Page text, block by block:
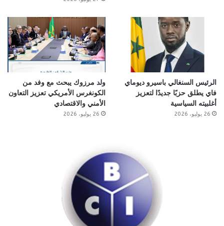
الرئيس السنغالي باسيرو ديوماي
فاي يطلق حزبًا جديدًا لتعزيز
أغلبيته السياسية
26 يوليو، 2026
ولد مرزوك يبحث مع وفد من
الكونغرس الأمريكي تعزيز التعاون
الأمني والاقتصادي
26 يوليو، 2026